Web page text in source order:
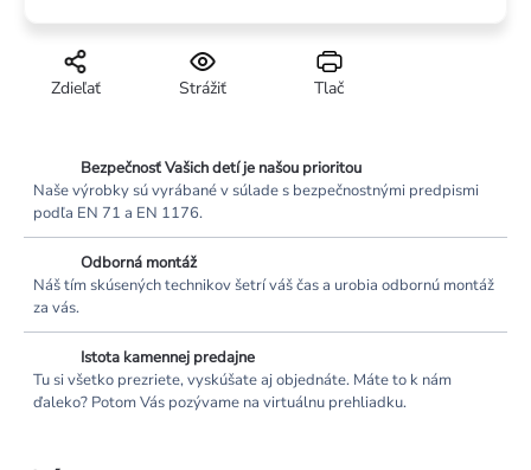
Tlač
Strážiť
Zdieľať
Bezpečnosť Vašich detí je našou prioritou
Naše výrobky sú vyrábané v súlade s bezpečnostnými predpismi
podľa EN 71 a EN 1176.
Odborná montáž
Náš tím skúsených technikov šetrí váš čas a urobia odbornú montáž
za vás.
Istota kamennej predajne
Tu si všetko prezriete, vyskúšate aj objednáte. Máte to k nám
ďaleko? Potom Vás pozývame na virtuálnu prehliadku.